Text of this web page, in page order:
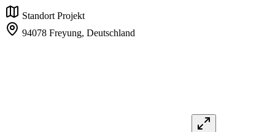
Standort Projekt
94078 Freyung, Deutschland